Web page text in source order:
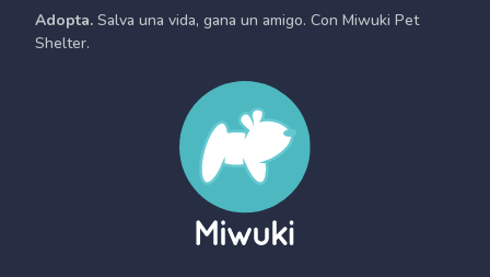
Adopta. Salva una vida, gana un amigo. Con Miwuki Pet
Shelter.